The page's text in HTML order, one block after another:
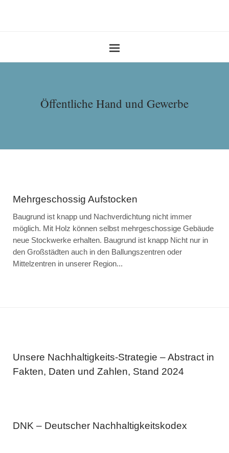
Öffentliche Hand und Gewerbe
Mehrgeschossig Aufstocken
Baugrund ist knapp und Nachverdichtung nicht immer
möglich. Mit Holz können selbst mehrgeschossige Gebäude
neue Stockwerke erhalten. Baugrund ist knapp Nicht nur in
den Großstädten auch in den Ballungszentren oder
Mittelzentren in unserer Region...
Unsere Nachhaltigkeits-Strategie – Abstract in
Fakten, Daten und Zahlen, Stand 2024
DNK – Deutscher Nachhaltigkeitskodex